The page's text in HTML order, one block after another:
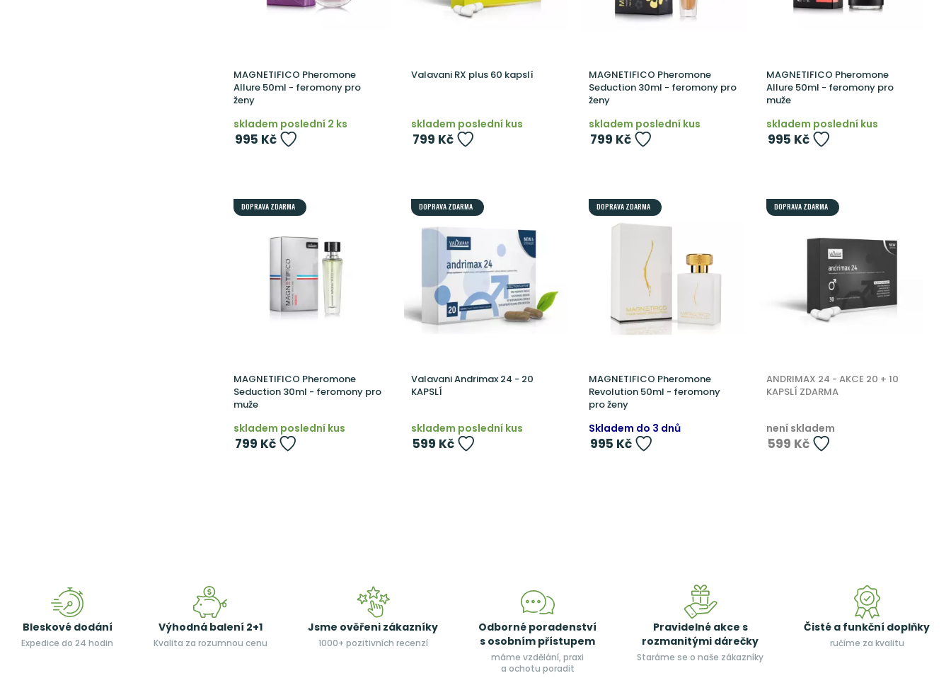
MAGNETIFICO Pheromone
Allure 50ml - feromony pro
ženy
skladem poslední 2 ks
995 Kč
Valavani RX plus 60 kapslí
skladem poslední kus
799 Kč
MAGNETIFICO Pheromone
Seduction 30ml - feromony pro
ženy
skladem poslední kus
799 Kč
MAGNETIFICO Pheromone
Allure 50ml - feromony pro
muže
skladem poslední kus
995 Kč
DOPRAVA ZDARMA
MAGNETIFICO Pheromone
Seduction 30ml - feromony pro
muže
skladem poslední kus
799 Kč
DOPRAVA ZDARMA
Valavani Andrimax 24 - 20
KAPSLÍ
skladem poslední kus
599 Kč
DOPRAVA ZDARMA
MAGNETIFICO Pheromone
Revolution 50ml - feromony
pro ženy
Skladem do 3 dnů
995 Kč
DOPRAVA ZDARMA
ANDRIMAX 24 - AKCE 20 + 10
KAPSLÍ ZDARMA
není skladem
599 Kč
Bleskové dodání
Expedice do 24 hodin
Výhodná balení 2+1
Kvalita za rozumnou cenu
Jsme ověřeni zákazníky
1000+ pozitivních recenzí
Odborné poradenství
s osobním přístupem
máme vzdělání, praxi
a ochotu poradit
Pravidelné akce s
rozmanitými dárečky
Staráme se o naše zákazníky
Čisté a funkční doplňky
ručíme za kvalitu